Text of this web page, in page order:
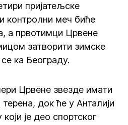
пријатељске
контролни меч биће
а првотимци Црвене
затворити зимске
ка Београду.
Црвене звезде имати
док ће у Анталији
је део спортског